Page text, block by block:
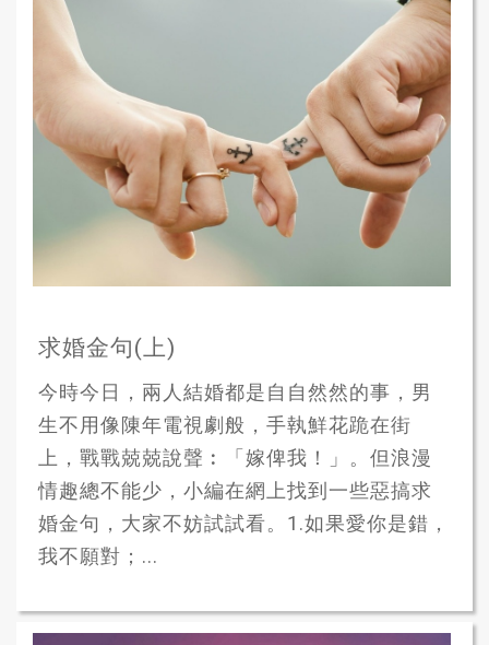
求婚金句(上)
今時今日，兩人結婚都是自自然然的事，男
生不用像陳年電視劇般，手執鮮花跪在街
上，戰戰兢兢說聲︰「嫁俾我！」。但浪漫
情趣總不能少，小編在網上找到一些惡搞求
婚金句，大家不妨試試看。1.如果愛你是錯，
我不願對；...